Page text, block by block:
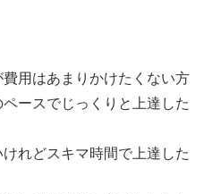
用はあまりかけたくない方
ースでじっくりと上達した
れどスキマ時間で上達した